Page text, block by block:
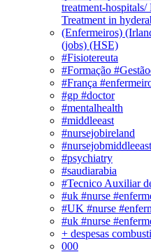
treatment-
Treatment in
(Enfermeiros)
(jobs) (HSE)
#Fisiotereuta
#Formação
#França
#gp #doctor
#mentalhealth
#middleeast
#nursejobireland
#nursejobmiddleeast
#psychiatry
#saudiarabia
#Tecnico Auxiliar
#uk #nurse
#UK #nurse
#uk #nurse
+ despesas
000